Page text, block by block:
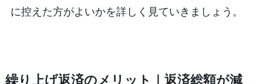
に控えた方がよいかを詳しく見ていきましょう。
繰り上げ返済のメリット｜返済総額が減